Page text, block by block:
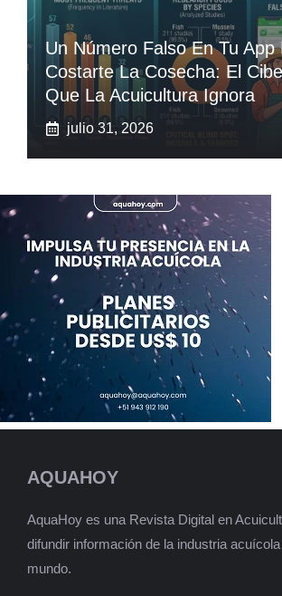
Un Número Falso En Tu App
Costarte La Cosecha: El
Que La Acuicultura Ignora
julio 31, 2026
AQUAHOY
AquaHoy es una Revista Digital en
difundir información de la industria acuícola
mundo.